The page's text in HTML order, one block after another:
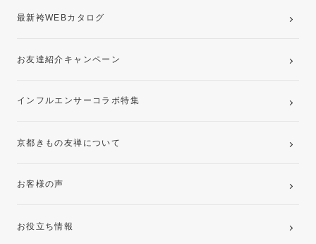
最新袴WEBカタログ
お友達紹介キャンペーン
インフルエンサーコラボ特集
京都きもの友禅について
お客様の声
お役立ち情報